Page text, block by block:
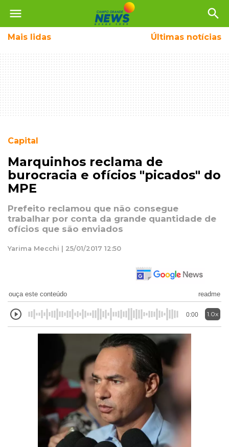
menu search
Mais lidas Últimas notícias
Capital
Marquinhos reclama de
burocracia e ofícios "picados" do
MPE
Prefeito reclamou que não consegue
trabalhar por conta da grande quantidade de
ofícios que são enviados
Yarima Mecchi | 25/01/2017 12:50
ouça este conteúdo readme
0:00 1.0x